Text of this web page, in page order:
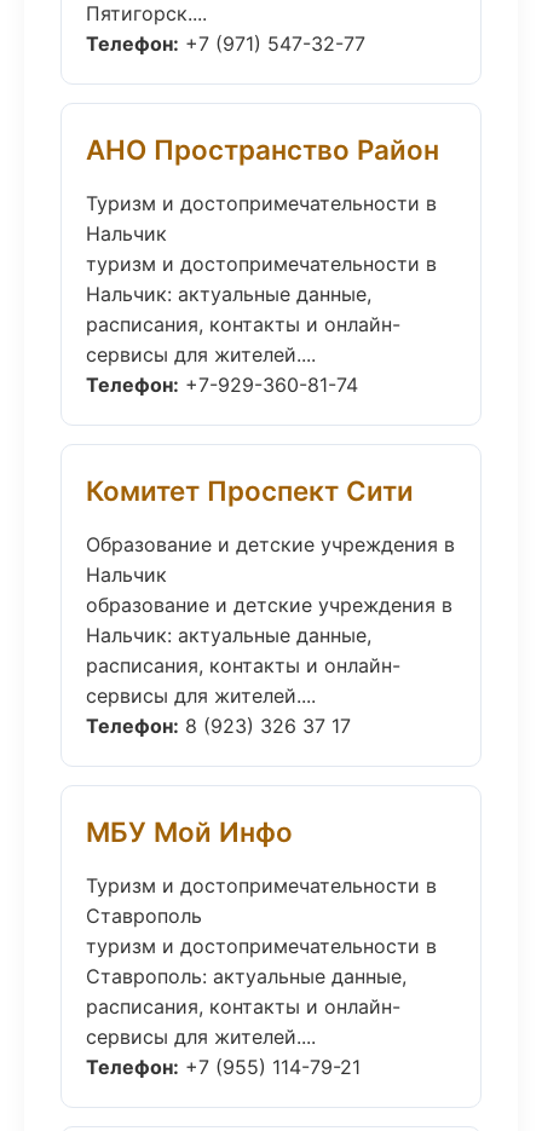
Пятигорск....
Телефон: +7 (971) 547-32-77
АНО Пространство Район
Туризм и достопримечательности в
Нальчик
туризм и достопримечательности в
Нальчик: актуальные данные,
расписания, контакты и онлайн-
сервисы для жителей....
Телефон: +7-929-360-81-74
Комитет Проспект Сити
Образование и детские учреждения в
Нальчик
образование и детские учреждения в
Нальчик: актуальные данные,
расписания, контакты и онлайн-
сервисы для жителей....
Телефон: 8 (923) 326 37 17
МБУ Мой Инфо
Туризм и достопримечательности в
Ставрополь
туризм и достопримечательности в
Ставрополь: актуальные данные,
расписания, контакты и онлайн-
сервисы для жителей....
Телефон: +7 (955) 114-79-21